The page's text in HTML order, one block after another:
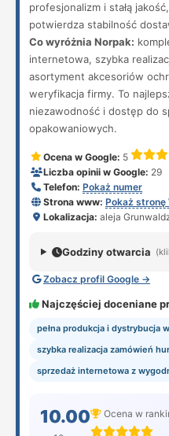
profesjonalizm i stałą
potwierdza stabilność
Co wyróżnia Norpak:
internetowa, szybka
asortyment akcesoriów
weryfikacja firmy. To
niezawodność i dostęp do
opakowaniowych.
Ocena w Google: 5
Liczba opinii w Google: 29
Telefon: Pokaż numer
Strona www: Pokaż stronę
Lokalizacja: aleja
Godziny otwarcia
Zobacz profil Google →
Najczęściej doceniane
pełna produkcja i dystrybucja
szybka realizacja zamówień
sprzedaż internetowa z
10.00 Ocena w